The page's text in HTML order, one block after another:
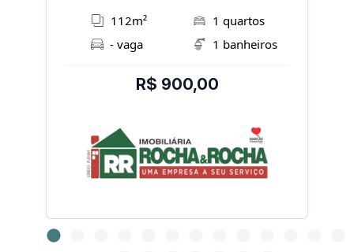
112m²
1 quartos
- vaga
1 banheiros
R$ 900,00